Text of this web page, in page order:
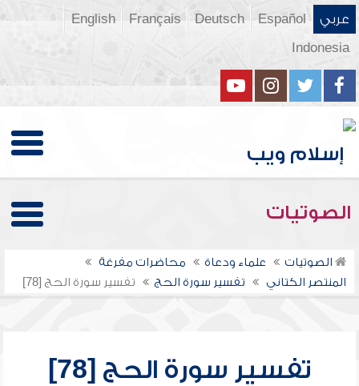
عربي Español
Deutsch
Français
English
Indonesia
الصوتيات
الصوتيات علماء ودعاة
محاضرات مفرغة
المنتصر الكتاني
تفسير سورة الحج تفسير سورة الحج [78]
تفسير سورة الحج [78]